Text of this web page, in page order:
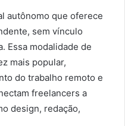
autônomo que oferece
sem vínculo
Essa modalidade de
mais popular,
do trabalho remoto e
freelancers a
design, redação,